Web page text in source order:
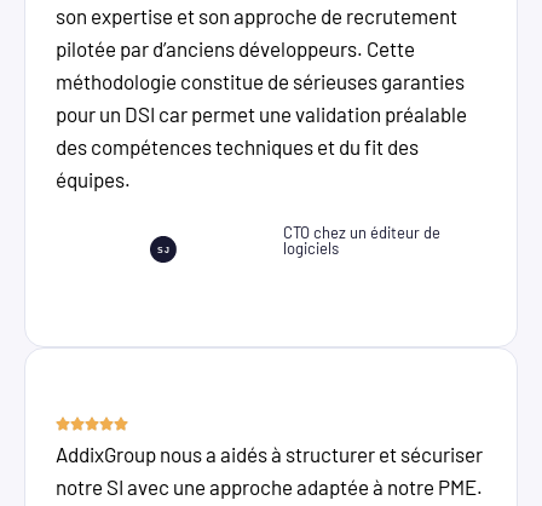
son expertise et son approche de recrutement
pilotée par d’anciens développeurs. Cette
méthodologie constitue de sérieuses garanties
pour un DSI car permet une validation préalable
des compétences techniques et du fit des
équipes.
CTO chez un éditeur de
logiciels
AddixGroup nous a aidés à structurer et sécuriser
notre SI avec une approche adaptée à notre PME.